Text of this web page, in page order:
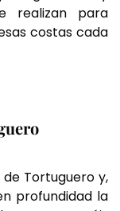
realizan para
costas cada
Tortuguero y,
profundidad la